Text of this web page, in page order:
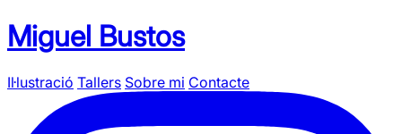
Miguel Bustos
Il·lustració Tallers Sobre mi Contacte